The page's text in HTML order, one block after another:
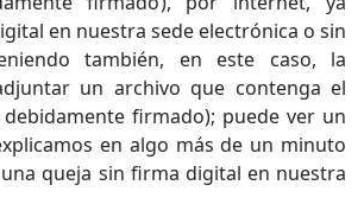
en nuestra sede electrónica o sin
también, en este caso, la
un archivo que contenga el
firmado); puede ver un
en algo más de un minuto
queja sin firma digital en nuestra